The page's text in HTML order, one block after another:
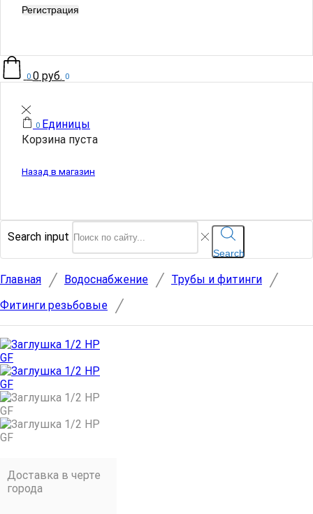
Регистрация
0 0руб. 0
0 Единицы
Корзина пуста
Назад в магазин
Search input
Search
Главная / Водоснабжение / Трубы и фитинги /
Фитинги резьбовые /
Доставка в черте
города